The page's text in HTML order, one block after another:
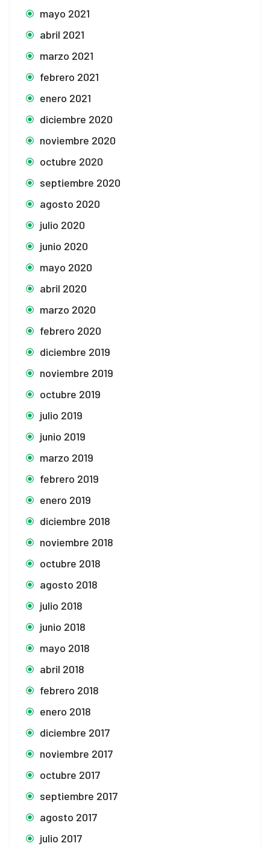
mayo 2021
abril 2021
marzo 2021
febrero 2021
enero 2021
diciembre 2020
noviembre 2020
octubre 2020
septiembre 2020
agosto 2020
julio 2020
junio 2020
mayo 2020
abril 2020
marzo 2020
febrero 2020
diciembre 2019
noviembre 2019
octubre 2019
julio 2019
junio 2019
marzo 2019
febrero 2019
enero 2019
diciembre 2018
noviembre 2018
octubre 2018
agosto 2018
julio 2018
junio 2018
mayo 2018
abril 2018
febrero 2018
enero 2018
diciembre 2017
noviembre 2017
octubre 2017
septiembre 2017
agosto 2017
julio 2017